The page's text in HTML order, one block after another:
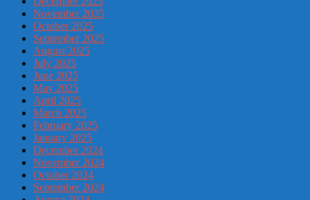
November 2025
October 2025
September 2025
August 2025
July 2025
June 2025
May 2025
April 2025
March 2025
February 2025
January 2025
December 2024
November 2024
October 2024
September 2024